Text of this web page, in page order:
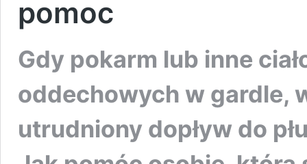
pomoc
Gdy pokarm lub inne
oddechowych w gardle,
utrudniony dopływ do